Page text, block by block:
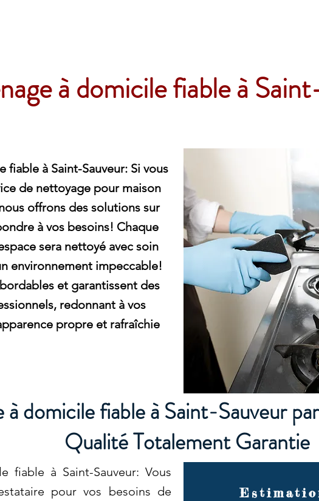
à domicile fiable à
fiable à Saint-Sauveur: Si vous
de nettoyage pour maison
offrons des solutions sur
à vos besoins! Chaque
sera nettoyé avec soin
environnement impeccable!
et garantissent des
redonnant à vos
propre et rafraîchie
à domicile fiable à Saint-Sauveur
Qualité Totalement Garantie
fiable à Saint-Sauveur: Vous
pour vos besoins de